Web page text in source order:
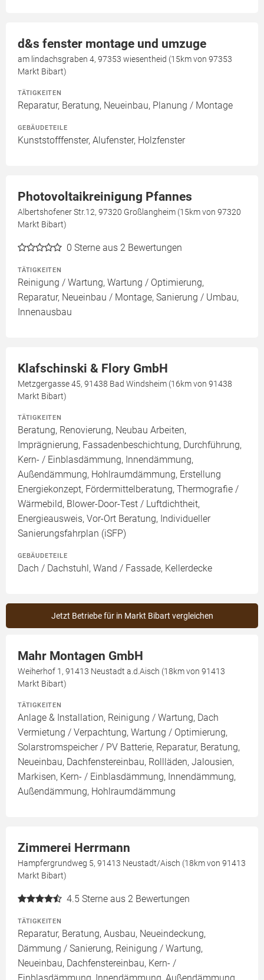
d&s fenster montage und umzuge
am lindachsgraben 4, 97353 wiesentheid (15km von 97353
Markt Bibart)
TÄTIGKEITEN
Reparatur, Beratung, Neueinbau, Planung / Montage
GEBÄUDETEILE
Kunststofffenster, Alufenster, Holzfenster
Photovoltaikreinigung Pfannes
Albertshofener Str.12, 97320 Großlangheim (15km von 97320
Markt Bibart)
0 Sterne aus 2 Bewertungen
TÄTIGKEITEN
Reinigung / Wartung, Wartung / Optimierung,
Reparatur, Neueinbau / Montage, Sanierung / Umbau,
Innenausbau
Klafschinski & Flory GmbH
Metzgergasse 45, 91438 Bad Windsheim (16km von 91438
Markt Bibart)
TÄTIGKEITEN
Beratung, Renovierung, Neubau Arbeiten,
Imprägnierung, Fassadenbeschichtung, Durchführung,
Kern- / Einblasdämmung, Innendämmung,
Außendämmung, Hohlraumdämmung, Erstellung
Energiekonzept, Fördermittelberatung, Thermografie /
Wärmebild, Blower-Door-Test / Luftdichtheit,
Energieausweis, Vor-Ort Beratung, Individueller
Sanierungsfahrplan (iSFP)
GEBÄUDETEILE
Dach / Dachstuhl, Wand / Fassade, Kellerdecke
Jetzt Betriebe für in Markt Bibart vergleichen
Mahr Montagen GmbH
Weiherhof 1, 91413 Neustadt a.d.Aisch (18km von 91413
Markt Bibart)
TÄTIGKEITEN
Anlage & Installation, Reinigung / Wartung, Dach
Vermietung / Verpachtung, Wartung / Optimierung,
Solarstromspeicher / PV Batterie, Reparatur, Beratung,
Neueinbau, Dachfenstereinbau, Rollläden, Jalousien,
Markisen, Kern- / Einblasdämmung, Innendämmung,
Außendämmung, Hohlraumdämmung
Zimmerei Herrmann
Hampfergrundweg 5, 91413 Neustadt/Aisch (18km von 91413
Markt Bibart)
4.5 Sterne aus 2 Bewertungen
TÄTIGKEITEN
Reparatur, Beratung, Ausbau, Neueindeckung,
Dämmung / Sanierung, Reinigung / Wartung,
Neueinbau, Dachfenstereinbau, Kern- /